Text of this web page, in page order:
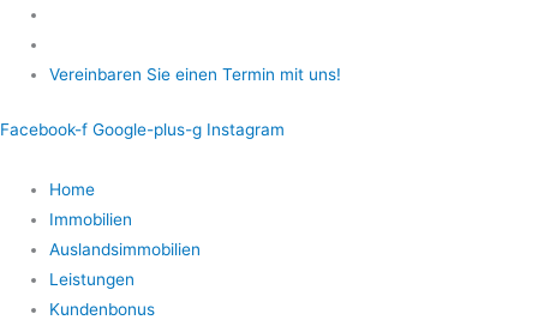
Zum
Inhalt
springenVereinbaren Sie einen Termin mit uns!
Facebook-f Google-plus-g Instagram
Home
Immobilien
Auslandsimmobilien
Leistungen
Kundenbonus